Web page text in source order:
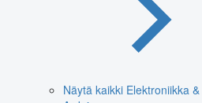
Näytä kaikki Elektroniikka